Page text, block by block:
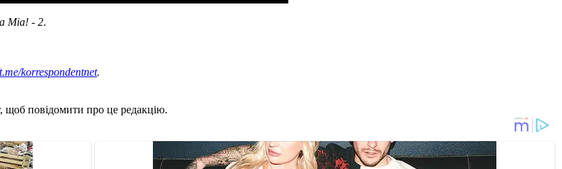
Mia! - 2.
korrespondentnet.
щоб повідомити про це редакцію.